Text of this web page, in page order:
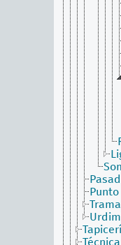
Trama